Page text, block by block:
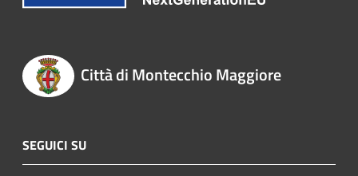
Città di Montecchio Maggiore
SEGUICI SU